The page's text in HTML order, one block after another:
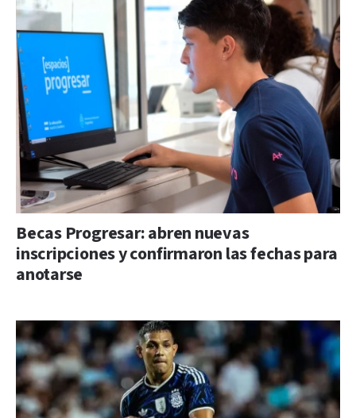
Becas Progresar: abren nuevas
inscripciones y confirmaron las fechas para
anotarse